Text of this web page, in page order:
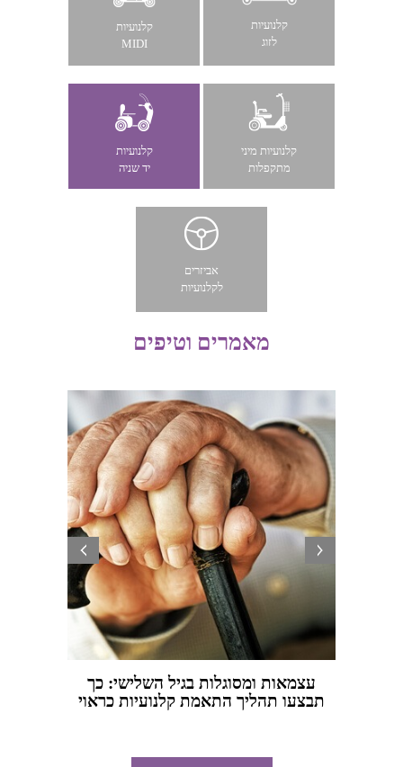
קלנועיות
לזוג
קלנועיות
MIDI
קלנועיות מיני
מתקפלות
קלנועיות
יד שניה
אביזרים
לקלנועיות
מאמרים וטיפים
עצמאות ומסוגלות בגיל השלישי: כך
תבצעו תהליך התאמת קלנועיות כראוי
prev next